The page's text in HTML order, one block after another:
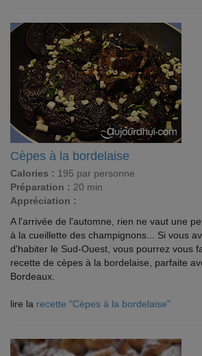
Cèpes à la bordelaise
Calories : 195 par personne
Préparation : 20 min
Appréciation :
A l'arrivée de l'automne, rien ne vaut une
à la cueillette des champignons... Si vous
d'habiter le Sud-Ouest, vous pourrez vous
recette de cèpes à la bordelaise, parfaite
Bordeaux.
lire la recette "Cèpes à la bordelaise"